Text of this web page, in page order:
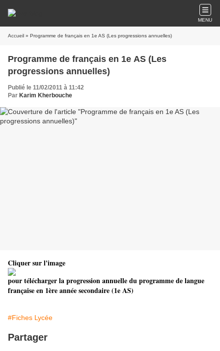
MENU
Accueil » Programme de français en 1e AS (Les progressions annuelles)
Programme de français en 1e AS (Les
progressions annuelles)
Publié le 11/02/2011 à 11:42
Par Karim Kherbouche
Cliquer sur l'image
pour télécharger la progression annuelle du programme de langue
française en 1ère année secondaire (1e AS)
#Fiches Lycée
Partager